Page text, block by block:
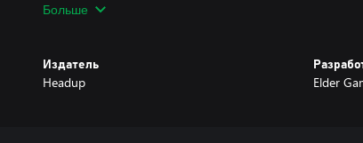
каждым поворотом вас ожидают безжалостные чудовища!
В промежутках между сражениями посетите Межмировой
обмениваться могущественными картами, а также
Больше
Издатель
Headup Elder